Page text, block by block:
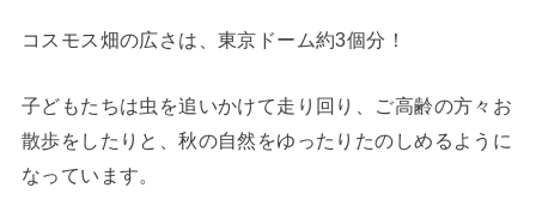
コスモス畑の広さは、東京ドーム約3個分！
子どもたちは虫を追いかけて走り回り、ご高齢の方々お
散歩をしたりと、秋の自然をゆったりたのしめるように
なっています。